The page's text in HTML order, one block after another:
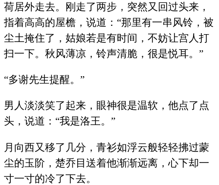
荷居外走去。刚走了两步，突然又回过头来，
指着高高的屋檐，说道：“那里有一串风铃，被
尘土掩住了，姑娘若是有时间，不妨让宫人打
扫一下。秋风薄凉，铃声清脆，很是悦耳。”
“多谢先生提醒。”
男人淡淡笑了起来，眼神很是温软，他点了点
头，说道：“我是洛王。”
月向西又移了几分，青衫如浮云般轻轻拂过蒙
尘的玉阶，楚乔目送着他渐渐远离，心下却一
寸一寸的冷了下去。